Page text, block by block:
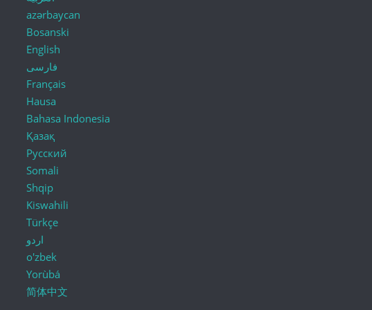
azərbaycan
Bosanski
English
فارسی
Français
Hausa
Bahasa Indonesia
Қазақ
Русский
Somali
Shqip
Kiswahili
Türkçe
اردو
o'zbek
Yorùbá
简体中文